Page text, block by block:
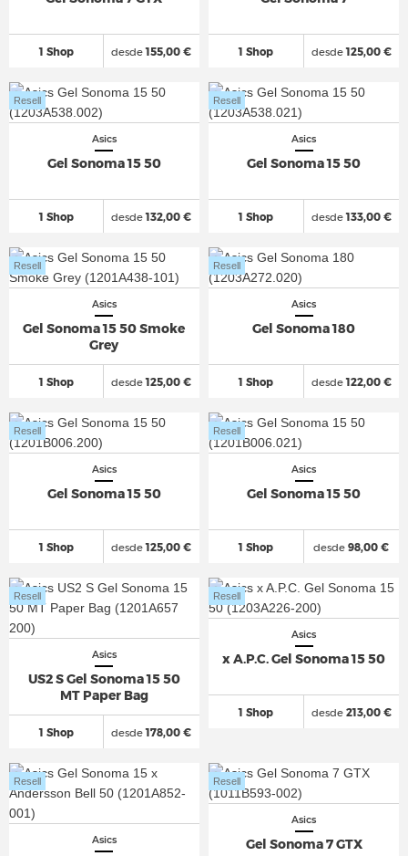
1 Shop desde155,00 € 1 Shop desde125,00 €
Asics
Gel Sonoma 15 50
1 Shop
Resell
desde132,00 €
Asics
Gel Sonoma 15 50
1 Shop
Resell
desde133,00 €
Asics
Gel Sonoma 15 50 Smoke
Grey
1 Shop
Resell
desde125,00 €
Asics
Gel Sonoma 180
1 Shop
Resell
desde122,00 €
Asics
Gel Sonoma 15 50
1 Shop
Resell
desde125,00 €
Asics
Gel Sonoma 15 50
1 Shop
Resell
desde 98,00 €
Asics
US2 S Gel Sonoma 15 50
MT Paper Bag
1 Shop
Resell
desde178,00 €
Asics
x A.P.C. Gel Sonoma 15 50
1 Shop
Resell
desde213,00 €
Asics
Resell
Asics
Gel Sonoma 7 GTX
Resell